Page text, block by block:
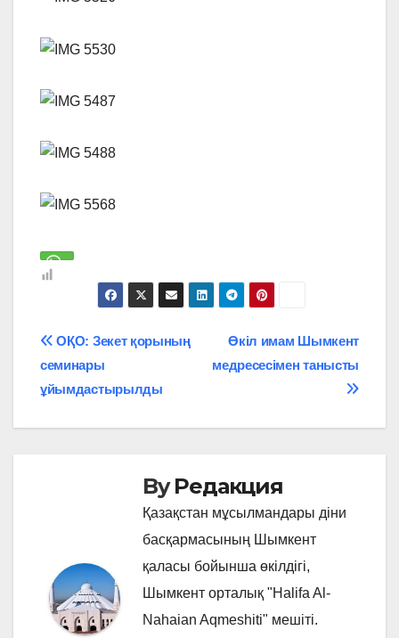
Навигация
по
записям
Өкіл имам Шымкент
медресесімен танысты
ОҚО: Зекет қорының
семинары
ұйымдастырылды
ByРедакция
Қазақстан мұсылмандары діни
басқармасының Шымкент
қаласы бойынша өкілдігі,
Шымкент орталық "Halifa Al-
Nahaian Aqmeshiti" мешіті.